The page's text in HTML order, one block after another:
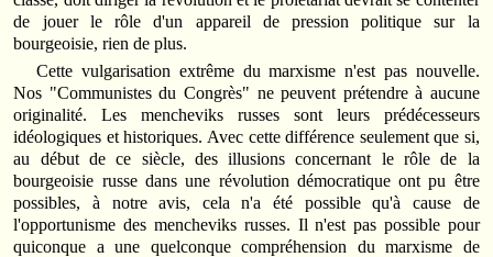
de jouer le rôle d'un appareil de pression politique sur la
bourgeoisie, rien de plus.
Cette vulgarisation extrême du marxisme n'est pas nouvelle.
Nos "Communistes du Congrès" ne peuvent prétendre à aucune
originalité. Les mencheviks russes sont leurs prédécesseurs
idéologiques et historiques. Avec cette différence seulement que si,
au début de ce siècle, des illusions concernant le rôle de la
bourgeoisie russe dans une révolution démocratique ont pu être
possibles, à notre avis, cela n'a été possible qu'à cause de
l'opportunisme des mencheviks russes. Il n'est pas possible pour
quiconque a une quelconque compréhension du marxisme de